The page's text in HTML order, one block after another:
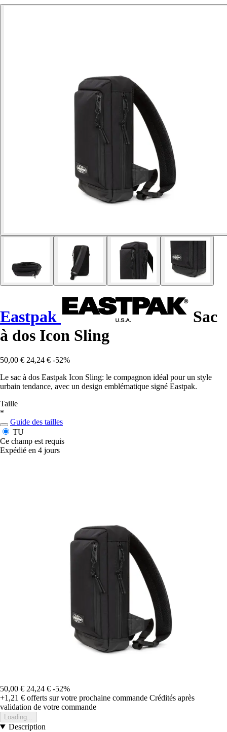
Eastpak
Sac
à dos Icon Sling
50,00 € 24,24 € -52%
Le sac à dos Eastpak Icon Sling: le compagnon idéal pour un style
urbain tendance, avec un design emblématique signé Eastpak.
Taille
*
Guide des tailles
TU
Ce champ est requis
Expédié en 4 jours
50,00 € 24,24 € -52%
+1,21 € offerts sur votre prochaine commande Crédités après
validation de votre commande
Loading...
Description